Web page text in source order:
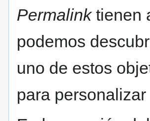
Permalinktienen
podemos
uno de estos
para